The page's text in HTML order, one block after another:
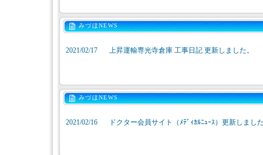
みづほNEWS
2021/02/17 上昇運輸専光寺倉庫 工事日記 更新しました。
みづほNEWS
2021/02/16 ドクター会員サイト（ﾒﾃﾞｨｶﾙﾆｭｰｽ）更新しまし